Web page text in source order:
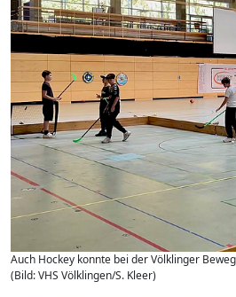
Auch Hockey konnte bei der Völklinger
(Bild: VHS Völklingen/S. Kleer)